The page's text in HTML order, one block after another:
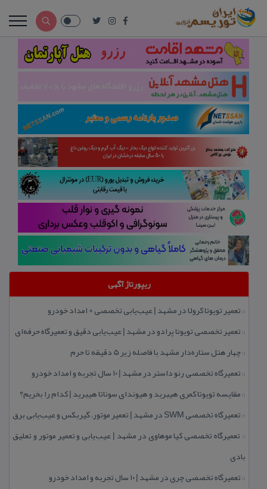
ریپورتاژ آگهی
:: تعمیر تویوتا كرولا در مشهد | عیب‌یابی تخصصی + امداد خودرو
:: تعمیر تخصصی تویوتا پرادو در مشهد | عیب‌یابی دقیق و تعمیرگاه حرفه‌ای
::چهار هتل‌ ستاره‌دار مشهد با فاصله زیر 5 دقیقه تا حرم
:: تعمیرگاه تخصصی رنو داستر در مشهد | ۱۰ سال تجربه و امداد خودرو
:: مقایسه تویوتا كمری هیبرید و هیوندای سوناتا هیبرید | كدام را بخریم؟
:: تعمیرگاه تخصصی SWM در مشهد | تعمیر موتور، گیربكس و عیب‌یابی برق
:: تعمیرگاه تخصصی كیا موهاوی در مشهد | عیب‌یابی و تعمیر موتور و تعلیق
بادی
:: تعمیرگاه تخصصی چری در مشهد | ۱۰ سال تجربه و امداد خودرو